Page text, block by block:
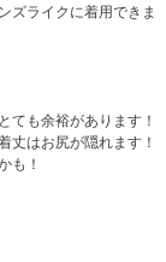
ズライクに着用できま
ても余裕があります！
丈はお尻が隠れます！
も！